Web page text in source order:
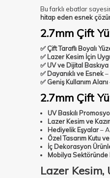
Bu farklı ebatlar
hitap eden esnek
2.7mm Çift
✅ Çift Taraflı Boyalı
✅ Lazer Kesim İçin
✅ UV ve Dijital
✅ Dayanıklı ve Esnek–
✅ Geniş Kullanım Alanı
2.7mm Çift
UV Baskılı
Lazer Kesim ve
Hediyelik Eşyalar–
Özel Tasarım Kutu
İç Dekorasyon
Mobilya Sektöründe
Lazer